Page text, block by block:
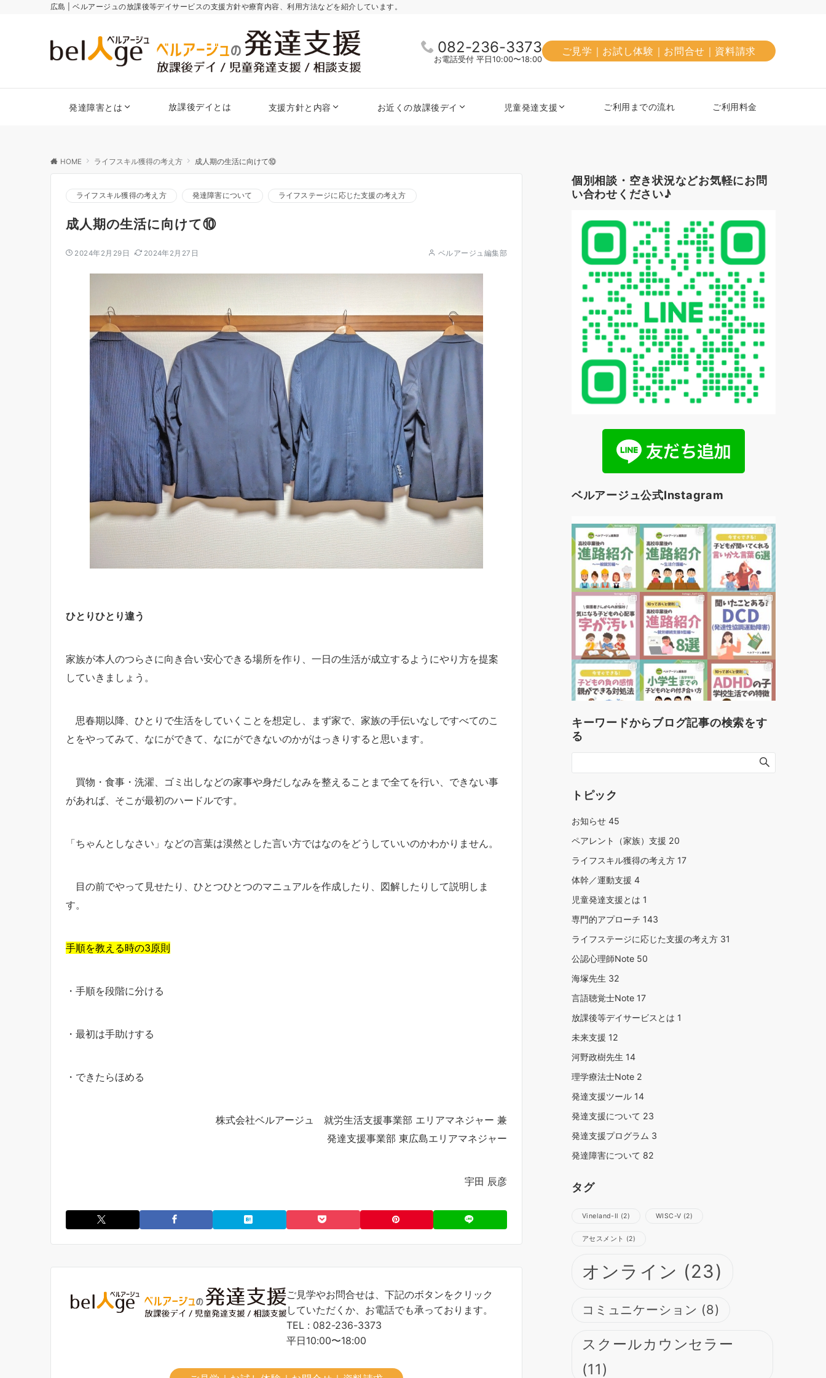
広島 | ベルアージュの放課後等デイサービスの支援方針や療育内容、利用方法などを紹介しています。
082-236-3373
お電話受付 平日10:00〜18:00
ご見学｜お試し体験｜お問合せ｜資料請求
発達障害とは 放課後デイとは 支援方針と内容 お近くの放課後デイ 児童発達支援 ご利用までの流れ ご利用料金
HOME ライフスキル獲得の考え方 成人期の生活に向けて⑩
ライフスキル獲得の考え方 発達障害について ライフステージに応じた支援の考え方
成人期の生活に向けて⑩
2024年2月29日 2024年2月27日 ベルアージュ編集部
ひとりひとり違う
家族が本人のつらさに向き合い安心できる場所を作り、一日の生活が成立するようにやり方を提案
していきましょう。
思春期以降、ひとりで生活をしていくことを想定し、まず家で、家族の手伝いなしですべてのこ
とをやってみて、なにができて、なにができないのかがはっきりすると思います。
買物・食事・洗濯、ゴミ出しなどの家事や身だしなみを整えることまで全てを行い、できない事
があれば、そこが最初のハードルです。
「ちゃんとしなさい」などの言葉は漠然とした言い方ではなのをどうしていいのかわかりません。
目の前でやって見せたり、ひとつひとつのマニュアルを作成したり、図解したりして説明しま
す。
手順を教える時の3原則
・手順を段階に分ける
・最初は手助けする
・できたらほめる
株式会社ベルアージュ 就労生活支援事業部 エリアマネジャー 兼
発達支援事業部 東広島エリアマネジャー
宇田 辰彦
ご見学やお問合せは、下記のボタンをクリック
していただくか、お電話でも承っております。
TEL : 082-236-3373
平日10:00〜18:00
個別相談・空き状況などお気軽にお問
い合わせください♪
ベルアージュ公式Instagram
キーワードからブログ記事の検索をす
る
トピック
お知らせ 45
ペアレント（家族）支援 20
ライフスキル獲得の考え方 17
体幹／運動支援 4
児童発達支援とは 1
専門的アプローチ 143
ライフステージに応じた支援の考え方 31
公認心理師Note 50
海塚先生 32
言語聴覚士Note 17
放課後等デイサービスとは 1
未来支援 12
河野政樹先生 14
理学療法士Note 2
発達支援ツール 14
発達支援について 23
発達支援プログラム 3
発達障害について 82
タグ
Vineland-Ⅱ (2) WISC-Ⅴ (2)
アセスメント (2)
オンライン (23)
コミュニケーション (8)
スクールカウンセラー
(11)